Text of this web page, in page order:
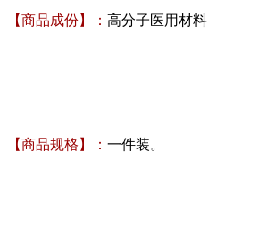
【商品成份】： 高分子医用材料
【商品规格】： 一件装。